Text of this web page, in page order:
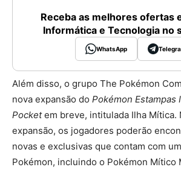
Receba as melhores ofertas
Informática e Tecnologia no
WhatsApp
Além disso, o grupo The Pokémon
nova expansão do Pokémon Estampas
Pocketem breve, intitulada Ilha Mítica.
expansão, os jogadores poderão
novas e exclusivas que contam com
Pokémon, incluindo o Pokémon Mítico